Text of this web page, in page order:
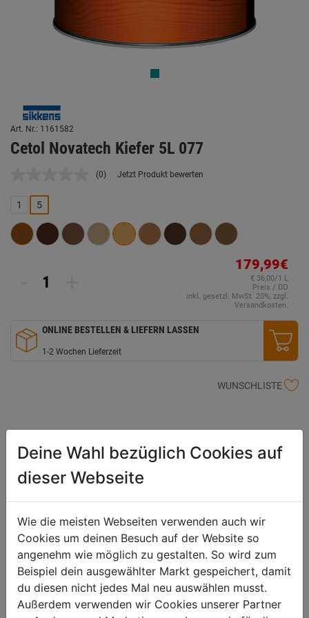
Art. Nr.: 1161582
Cetol Novatech Kiefer 5L 077
Kein
derselben
Seite.
(0) Jetzt Produkt bewerten
1 5
179,99€
€ 36,00/1 L
Preis / DO
inkl. gesetzl. MwSt. 20%, zzgl.
Versandkosten.
ONLINE BESTELLEN & LIEFERN LASSEN
1-2 Wochen Lieferzeit
WUNSCHLISTE
geeignet für: Fenster Untergrund: Holz-nicht maßhaltige
Holzbauteile im Außenbereich Glanzgrad: seidenglänzend
Deckkraft: lasierend Reichweite bei einmaligem Anstrich: ca. 50-65
ml/m² entspricht 15-20 m²/l Grundierung empfohlen: ja, mit Sikkens
Cetol Aktiva Sonstige Produktmerkmale: 50% weniger Lösemittel als
klassische Alkydharzlasuren, feststoffreich, hohe Eindringtiefe,
gegen Bläuepilze
Produktinformationen
Deine Wahl bezüglich Cookies auf
dieser Webseite
Wie die meisten Webseiten verwenden auch wir
Cookies um deinen Besuch auf der Website so
angenehm wie möglich zu gestalten. So wird zum
Beispiel dein ausgewählter Markt gespeichert, damit
du diesen nicht jedes Mal neu auswählen musst.
Außerdem verwenden wir Cookies unserer Partner